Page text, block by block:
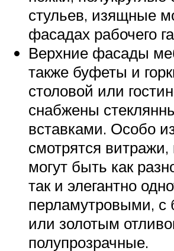
стульев, изящные
фасадах рабочего
Верхние фасады
также буфеты и
столовой или
снабжены
вставками. Особо
смотрятся витражи,
могут быть как
так и элегантно
перламутровыми, с
или золотым
полупрозрачные.